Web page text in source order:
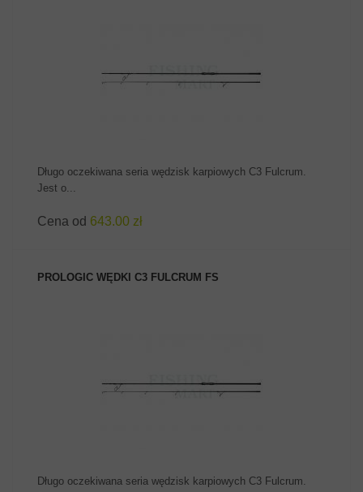
Długo oczekiwana seria wędzisk karpiowych C3 Fulcrum.
Jest o...
Cena od 643.00 zł
PROLOGIC WĘDKI C3 FULCRUM FS
Długo oczekiwana seria wędzisk karpiowych C3 Fulcrum.